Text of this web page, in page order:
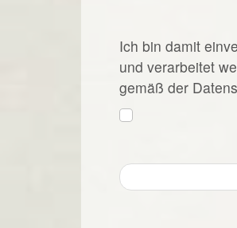
Ich bin damit
und verarbeitet
gemäß der